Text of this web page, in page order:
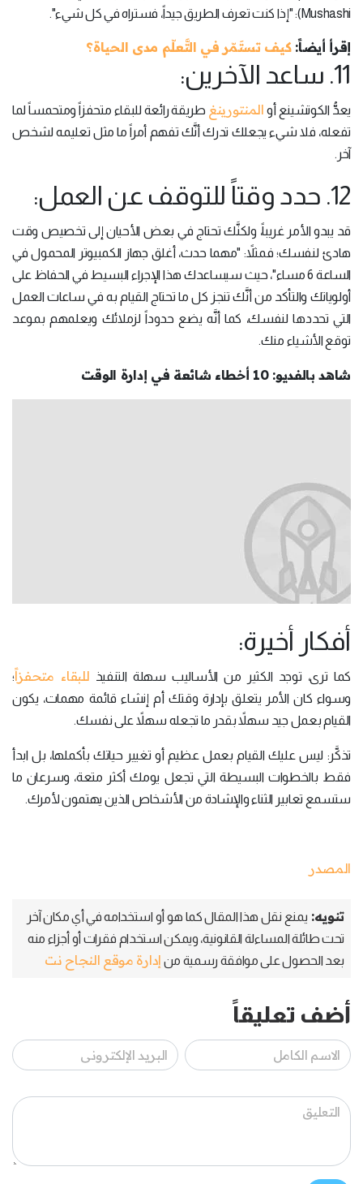
Mushashi): "إذا كنت تعرف الطريق جيداً، فستراه في كل شيء".
إقرأ أيضاً:كيف تستَمّر في التَّعلّم مدى الحياة؟
11. ساعد الآخرين:
يعدُّ الكوتشينع أو المنتورينغ طريقة رائعة للبقاء متحفزاً ومتحمساً لما
تفعله، فلا شيء يجعلك تدرك أنَّك تفهم أمراً ما مثل تعليمه لشخص
آخر.
12. حدد وقتاً للتوقف عن العمل:
قد يبدو الأمر غريباً، ولكنَّك تحتاج في بعض الأحيان إلى تخصيص وقت
هادئ لنفسك؛ فمثلاً: "مهما حدث، أغلق جهاز الكمبيوتر المحمول في
الساعة 6 مساء"، حيث سيساعدك هذا الإجراء البسيط في الحفاظ على
أولوياتك والتأكد من أنَّك تنجز كل ما تحتاج القيام به في ساعات العمل
التي تحددها لنفسك، كما أنَّه يضع حدوداً لزملائك ويعلمهم بموعد
توقع الأشياء منك.
شاهد بالفديو: 10 أخطاء شائعة في إدارة الوقت
أفكار أخيرة:
كما ترى، توجد الكثير من الأساليب سهلة التنفيذ للبقاء متحفزاً؛
وسواء كان الأمر يتعلق بإدارة وقتك أم إنشاء قائمة مهمات، يكون
القيام بعمل جيد سهلاً بقدر ما تجعله سهلاً على نفسك.
تذكَّر: ليس عليك القيام بعمل عظيم أو تغيير حياتك بأكملها، بل ابدأ
فقط بالخطوات البسيطة التي تجعل يومك أكثر متعة، وسرعان ما
ستسمع تعابير الثناء والإشادة من الأشخاص الذين يهتمون لأمرك.
المصدر
تنويه: يمنع نقل هذا المقال كما هو أو استخدامه في أي مكان آخر
تحت طائلة المساءلة القانونية، ويمكن استخدام فقرات أو أجزاء منه
بعد الحصول على موافقة رسمية من إدارة موقع النجاح نت
أضف تعليقاً